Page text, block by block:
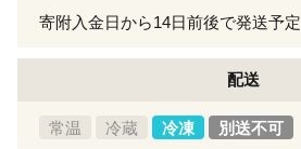
寄附入金日から14日前後で発送予定
配送
常温 冷蔵 冷凍 別送不可